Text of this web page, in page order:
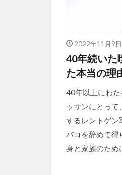
2022年11月9日
40年続いた
た本当の理
40年以上にわ
ッサンにとって
するレントゲン
バコを辞めて得
身と家族のため